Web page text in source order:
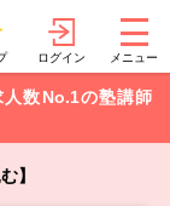
ログイン メニュー
人数No.1の塾講師
】